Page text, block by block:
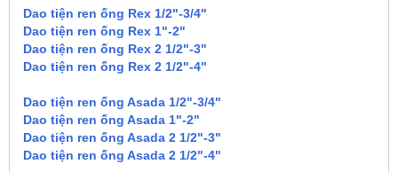
Dao tiện ren ống Rex 1/2"-3/4"
Dao tiện ren ống Rex 1"-2"
Dao tiện ren ống Rex 2 1/2"-3"
Dao tiện ren ống Rex 2 1/2"-4"
Dao tiện ren ống Asada 1/2"-3/4"
Dao tiện ren ống Asada 1"-2"
Dao tiện ren ống Asada 2 1/2"-3"
Dao tiện ren ống Asada 2 1/2"-4"